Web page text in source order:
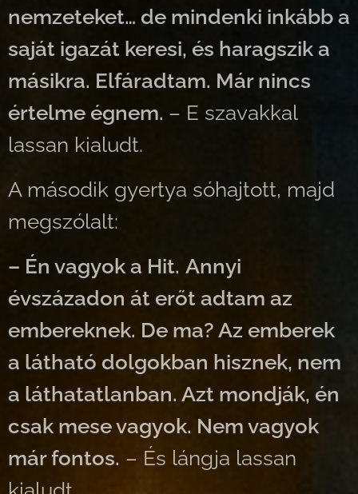
nemzeteket… de mindenki inkább a
saját igazát keresi, és haragszik a
másikra. Elfáradtam. Már nincs
értelme égnem. – E szavakkal
lassan kialudt.
A második gyertya sóhajtott, majd
megszólalt:
– Én vagyok a Hit. Annyi
évszázadon át erőt adtam az
embereknek. De ma? Az emberek
a látható dolgokban hisznek, nem
a láthatatlanban. Azt mondják, én
csak mese vagyok. Nem vagyok
már fontos. – És lángja lassan